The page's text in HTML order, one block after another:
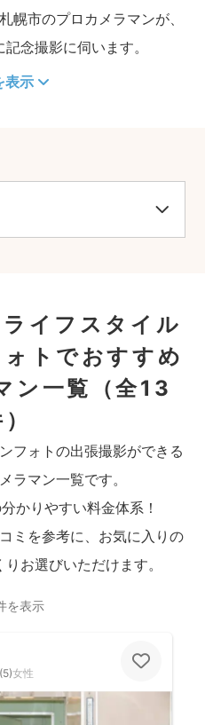
幌市のプロカメラマンが、
念撮影に伺います。
表示
イフスタイル
トでおすすめ
ン一覧
（全13
フォトの出張撮影ができる
ラマン一覧です。
かりやすい料金体系！
ミを参考に、お気に入りの
お選びいただけます。
を表示
(5)女性